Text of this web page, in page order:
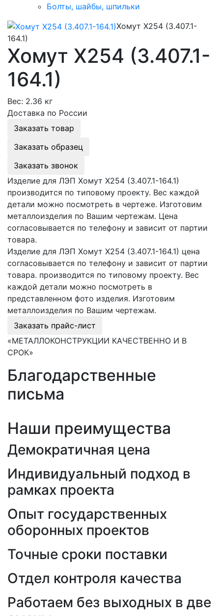
Болты, шайбы, шпильки
Хомут Х254 (3.407.1-
164.1)
Хомут Х254 (3.407.1-
164.1)
Вес: 2.36 кг
Доставка по России
Заказать товар
Заказать образец
Заказать звонок
Изделие для ЛЭП Хомут Х254 (3.407.1-164.1)
производится по типовому проекту. Вес каждой
детали можно посмотреть в чертеже. Изготовим
металлоизделия по Вашим чертежам. Цена
согласовывается по телефону и зависит от партии
товара.
Изделие для ЛЭП Хомут Х254 (3.407.1-164.1) цена
согласовывается по телефону и зависит от партии
товара. производится по типовому проекту. Вес
каждой детали можно посмотреть в
представленном фото изделия. Изготовим
металлоизделия по Вашим чертежам.
Заказать прайс-лист
«МЕТАЛЛОКОНСТРУКЦИИ КАЧЕСТВЕННО И В
СРОК»
Благодарственные
письма
Наши преимущества
Демократичная цена
Индивидуальный подход в
рамках проекта
Опыт государственных
оборонных проектов
Точные сроки поставки
Отдел контроля качества
Работаем без выходных в две